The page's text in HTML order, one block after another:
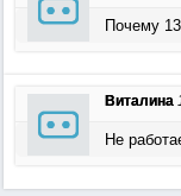
Почему
Виталина
Не